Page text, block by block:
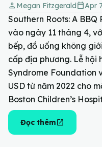
person Megan Fitzgeraldcalendar_todayApr
Southern Roots: A
vào ngày 11 tháng 4,
bếp, đồ uống không
cấp địa phương. Lễ hội
Syndrome Foundation
USD từ năm 2022 cho
Boston Children’s
Đọc thêmopen_in_new